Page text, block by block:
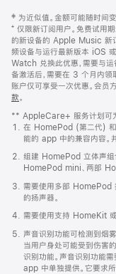
页
页
脚
注
‡ 为近似值。金额可能随时间变
⁺ 仅限新订阅用户。免费试用
的新设备的 Apple Music 新
频设备与运行最新版本 iOS
Watch 兑换此优惠，需要与
备激活后，需要在 3 个月内领
账户仅可享受一次优惠。会员
款。
窗
口
中
打
开)
** AppleCare+ 服务计划可为
在 HomePod (第二代) 和
能的 app 中的兼容内容。
组建 HomePod 立体声组
HomePod mini、两部
需要使用多部 HomePod
的扬声器。
需要使用支持 HomeKit
声音识别功能可检测到烟
当用户身处可能受到伤害
识别功能。声音识别功能
app 中单独提供。它要求